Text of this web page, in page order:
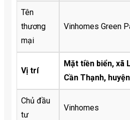
Tên
thương
mại
Vinhomes Green
Vị trí
Mặt tiền biển, xã
Cần Thạnh,
Chủ đầu
tư
Vinhomes